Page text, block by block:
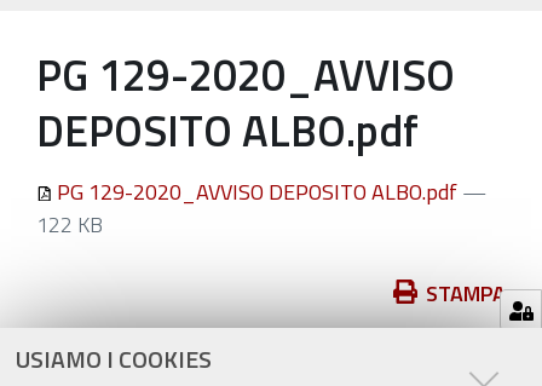
USIAMO I COOKIES
PG 129-2020_AVVISO
DEPOSITO ALBO.pdf
PG 129-2020_AVVISO DEPOSITO ALBO.pdf—
122 KB
sul
documento
STAMPA
ultima modifica